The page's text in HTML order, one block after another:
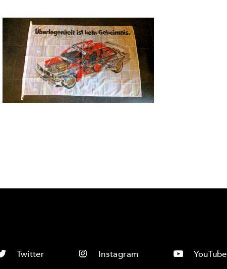
Twitter Instagram YouTube